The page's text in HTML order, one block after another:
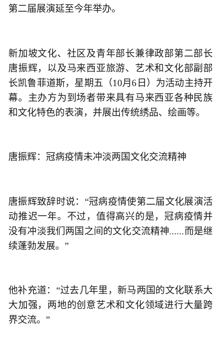
第二届展演延至今年举办。
新加坡文化、社区及青年部长兼律政部第二部长
唐振辉，以及马来西亚旅游、艺术和文化部副部
长凯鲁菲道斯，星期五（10月6日）为活动主持开
幕。主办方为到场者带来具有马来西亚各种民族
和文化特色的表演，并展出传统绣品、绘画等。
唐振辉：冠病疫情未冲淡两国文化交流精神
唐振辉致辞时说：“冠病疫情使第二届文化展演活
动推迟一年。不过，值得高兴的是，冠病疫情并
没有冲淡我们两国之间的文化交流精神......而是继
续蓬勃发展。”
他补充道：“过去几年里，新马两国的文化联系大
大加强，两地的创意艺术和文化领域进行大量跨
界交流。”